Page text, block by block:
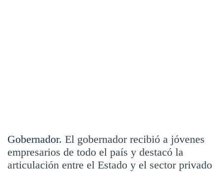
Gobernador. El gobernador recibió a jóvenes
empresarios de todo el país y destacó la
articulación entre el Estado y el sector privado